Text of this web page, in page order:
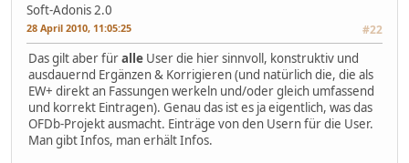
Soft-Adonis 2.0
28 April 2010, 11:05:25 #22
Das gilt aber füralle User die hier sinnvoll, konstruktiv und
ausdauernd Ergänzen & Korrigieren (und natürlich die, die als
EW+ direkt an Fassungen werkeln und/oder gleich umfassend
und korrekt Eintragen). Genau das ist es ja eigentlich, was das
OFDb-Projekt ausmacht. Einträge von den Usern für die User.
Man gibt Infos, man erhält Infos.